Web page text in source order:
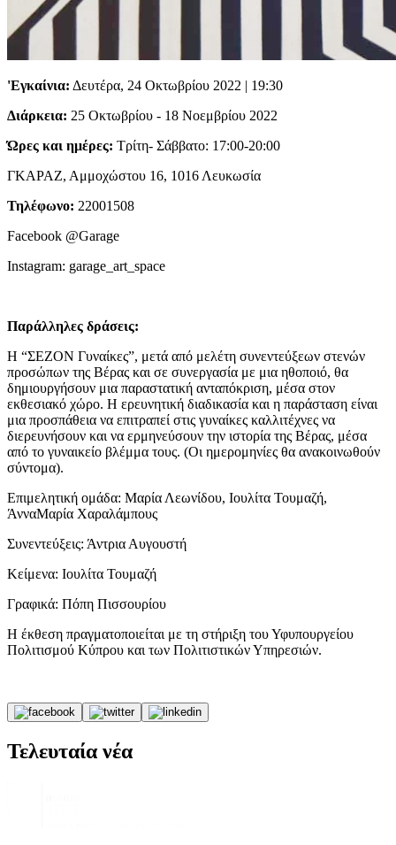
'Εγκαίνια: Δευτέρα, 24 Οκτωβρίου 2022 | 19:30
Διάρκεια: 25 Οκτωβρίου - 18 Νοεμβρίου 2022
Ώρες και ημέρες: Τρίτη- Σάββατο: 17:00-20:00
ΓΚΑΡΑΖ, Αμμοχώστου 16, 1016 Λευκωσία
Τηλέφωνο: 22001508
Facebook @Garage
Instagram: garage_art_space
Παράλληλες δράσεις:
H “ΣΕΖΟΝ Γυναίκες”, μετά από μελέτη συνεντεύξεων στενών
προσώπων της Βέρας και σε συνεργασία με μια ηθοποιό, θα
δημιουργήσουν μια παραστατική ανταπόκριση, μέσα στον
εκθεσιακό χώρο. Η ερευνητική διαδικασία και η παράσταση είναι
μια προσπάθεια να επιτραπεί στις γυναίκες καλλιτέχνες να
διερευνήσουν και να ερμηνεύσουν την ιστορία της Βέρας, μέσα
από το γυναικείο βλέμμα τους. (Οι ημερομηνίες θα ανακοινωθούν
σύντομα).
Επιμελητική ομάδα: Μαρία Λεωνίδου, Ιουλίτα Τουμαζή,
ΆνναΜαρία Χαραλάμπους
Συνεντεύξεις: Άντρια Αυγουστή
Κείμενα: Ιουλίτα Τουμαζή
Γραφικά: Πόπη Πισσουρίου
Η έκθεση πραγματοποιείται με τη στήριξη του Υφυπουργείου
Πολιτισμού Κύπρου και των Πολιτιστικών Υπηρεσιών.
Τελευταία νέα